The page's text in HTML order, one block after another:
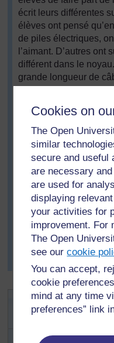
Cookies on
The Open
similar
secure and useful
are necessary
are used for
displaying
your activities for
improvement. For
The Open
see ourcookie
You can accept,
cookie
mind at any time
preferences” link
écrit leurs différentes
élèves ont pensé
de piles électriques,
l’aimant. D’autres ont
différent dans le
grande longueur de
Mme Polo a demandé
résultats dans un
ils sont tous venus
ce que toutes les
ont recopié les
leur partenaire, ils ont
phrase ce qu’ils
Mme Polo a été très
élèves ont tous
mais elle s’est
elle devra s’assurer
de filles participerait
Activité clé :
électroaimants
Rassemblez vos